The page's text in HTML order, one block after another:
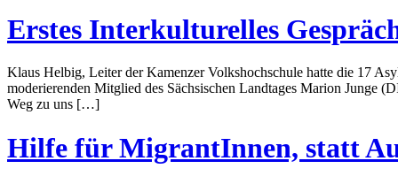
Erstes Interkulturelles
Klaus Helbig, Leiter der Kamenzer Volkshochschule hatte die 17
moderierenden Mitglied des Sächsischen Landtages Marion Junge
Weg zu uns […]
Hilfe für MigrantInnen, statt